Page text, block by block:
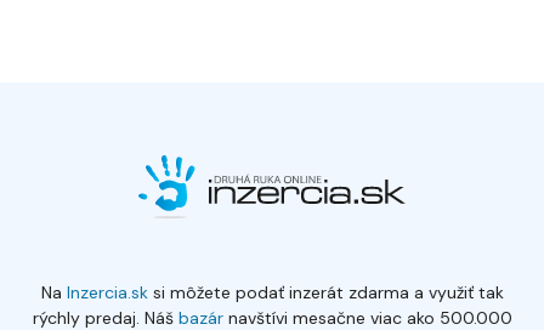
Na Inzercia.sksi môžete podať inzerát zdarma a využiť tak
rýchly predaj. Náš bazárnavštívi mesačne viac ako 500.000